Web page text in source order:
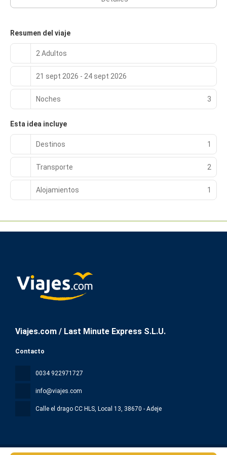
Resumen del viaje
2 Adultos
21 sept 2026 - 24 sept 2026
Noches 3
Esta idea incluye
Destinos 1
Transporte 2
Alojamientos 1
Viajes.com / Last Minute Express S.L.U.
Contacto
0034 922971727
info@viajes.com
Calle el drago CC HLS, Local 13, 38670 - Adeje